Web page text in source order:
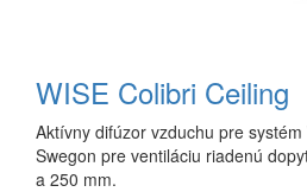
WISE Colibri Ceiling
Aktívny difúzor vzduchu pre
Swegon pre ventiláciu riadenú
a 250 mm.